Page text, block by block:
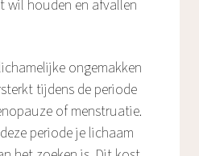
wil houden en afvallen
ongemakken
tijdens de periode
of menstruatie.
periode je lichaam